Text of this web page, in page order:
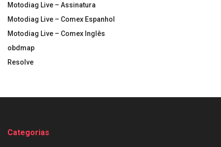
Motodiag Live – Assinatura
Motodiag Live – Comex Espanhol
Motodiag Live – Comex Inglês
obdmap
Resolve
Categorias